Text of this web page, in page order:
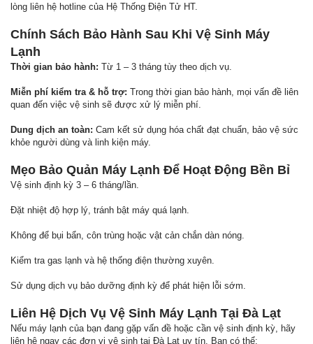
lòng liên hệ hotline của Hệ Thống Điện Tử HT.
Chính Sách Bảo Hành Sau Khi Vệ Sinh Máy
Lạnh
Thời gian bảo hành: Từ 1 – 3 tháng tùy theo dịch vụ.
Miễn phí kiểm tra & hỗ trợ: Trong thời gian bảo hành, mọi vấn đề liên
quan đến việc vệ sinh sẽ được xử lý miễn phí.
Dung dịch an toàn: Cam kết sử dụng hóa chất đạt chuẩn, bảo vệ sức
khỏe người dùng và linh kiện máy.
Mẹo Bảo Quản Máy Lạnh Để Hoạt Động Bền Bỉ
Vệ sinh định kỳ 3 – 6 tháng/lần.
Đặt nhiệt độ hợp lý, tránh bật máy quá lạnh.
Không để bụi bẩn, côn trùng hoặc vật cản chắn dàn nóng.
Kiểm tra gas lạnh và hệ thống điện thường xuyên.
Sử dụng dịch vụ bảo dưỡng định kỳ để phát hiện lỗi sớm.
Liên Hệ Dịch Vụ Vệ Sinh Máy Lạnh Tại Đà Lạt
Nếu máy lạnh của bạn đang gặp vấn đề hoặc cần vệ sinh định kỳ, hãy
liên hệ ngay các đơn vị vệ sinh tại Đà Lạt uy tín. Bạn có thể: